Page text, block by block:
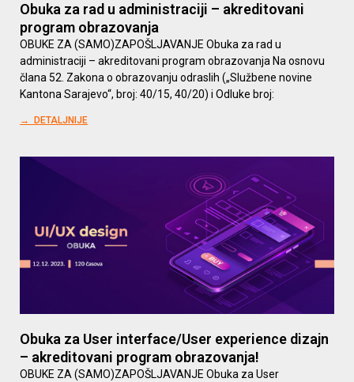
Obuka za rad u administraciji – akreditovani
program obrazovanja
OBUKE ZA (SAMO)ZAPOŠLJAVANJE Obuka za rad u
administraciji – akreditovani program obrazovanja Na osnovu
člana 52. Zakona o obrazovanju odraslih („Službene novine
Kantona Sarajevo“, broj: 40/15, 40/20) i Odluke broj:
→ DETALJNIJE
Obuka za User interface/User experience dizajn
– akreditovani program obrazovanja!
OBUKE ZA (SAMO)ZAPOŠLJAVANJE Obuka za User